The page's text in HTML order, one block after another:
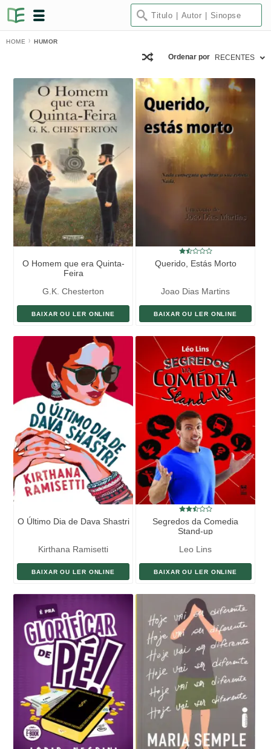
HOME HUMOR
Ordenar por RECENTES
O Homem que era Quinta-
Feira
G.K. Chesterton
BAIXAR OU LER ONLINE
Querido, Estás Morto
Joao Dias Martins
BAIXAR OU LER ONLINE
O Último Dia de Dava Shastri
Kirthana Ramisetti
BAIXAR OU LER ONLINE
Segredos da Comedia
Stand-up
Leo Lins
BAIXAR OU LER ONLINE